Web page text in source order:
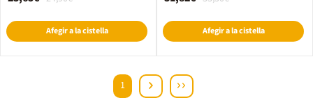
Afegir a la cistella Afegir a la cistella
1